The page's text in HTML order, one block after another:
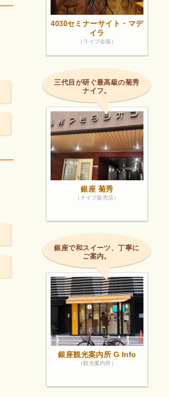
4030セミナーサイト・マデ
イラ
（ライブ会場）
三代目が研ぐ最高級の菊秀
ナイフ。
銀座 菊秀
（ナイフ販売店）
銀座で和スイーツ、丁寧に
ご案内。
銀座観光案内所 G Info
（観光案内所）